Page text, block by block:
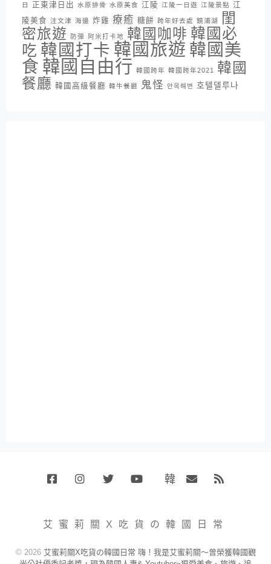
日
正東津日出 水原排骨 水原美食 江陵 江陵一日遊 江陵景點 江
陵美食 注文津 海邊 炸雞 療癒 糖餅 跨年好去處 鏡浦湖
閨
密旅遊
防彈 阿米打卡地 韓國咖啡 韓國必
吃 韓國打卡 韓國旅遊 韓國美
食 韓國自由行 韓國跨年 韓國跨年2021
韓國
餐廳 韓國高級餐廳 韓牛餐廳 鬼怪 안목해변 호텔델루나
韓
小
賣
艾蜜莉關X吃貨の韓國日常
© 2026 艾蜜莉關X吃貨の韓國日常 嗨！我是艾蜜莉關～曾榮獲韓國觀